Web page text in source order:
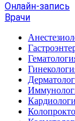
Онлайн-запись
Врачи